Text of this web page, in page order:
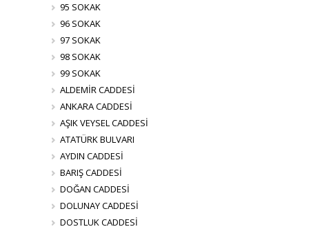
95 SOKAK
96 SOKAK
97 SOKAK
98 SOKAK
99 SOKAK
ALDEMİR CADDESİ
ANKARA CADDESİ
AŞIK VEYSEL CADDESİ
ATATÜRK BULVARI
AYDIN CADDESİ
BARIŞ CADDESİ
DOĞAN CADDESİ
DOLUNAY CADDESİ
DOSTLUK CADDESİ